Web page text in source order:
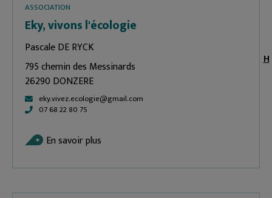
H
ASSOCIATION
Eky, vivons l'écologie
Pascale DE RYCK
795 chemin des Messinards
26290 DONZERE
eky.vivez.ecologie@gmail.com
07 68 22 80 75
En savoir plus